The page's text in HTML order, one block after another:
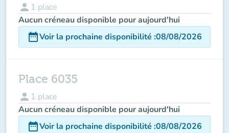
person 1 place
Aucun créneau disponible pour aujourd'hui
date_rangeVoir la prochaine disponibilité :08/08/2026
Place 6035
person 1 place
Aucun créneau disponible pour aujourd'hui
date_rangeVoir la prochaine disponibilité :08/08/2026